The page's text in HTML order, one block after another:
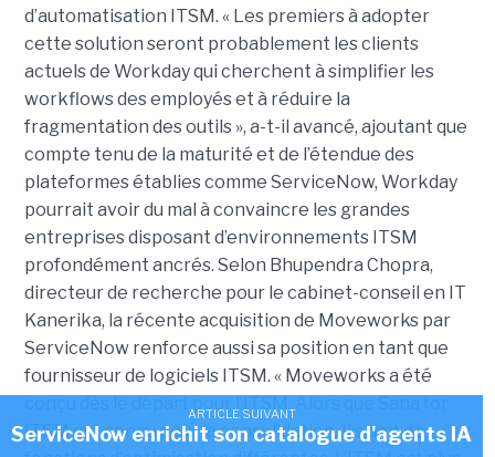
d’automatisation ITSM. « Les premiers à adopter
cette solution seront probablement les clients
actuels de Workday qui cherchent à simplifier les
workflows des employés et à réduire la
fragmentation des outils », a-t-il avancé, ajoutant que
compte tenu de la maturité et de l’étendue des
plateformes établies comme ServiceNow, Workday
pourrait avoir du mal à convaincre les grandes
entreprises disposant d’environnements ITSM
profondément ancrés. Selon Bhupendra Chopra,
directeur de recherche pour le cabinet-conseil en IT
Kanerika, la récente acquisition de Moveworks par
ServiceNow renforce aussi sa position en tant que
fournisseur de logiciels ITSM. « Moveworks a été
ITSM est conçu pour la consolidation. Il s’agit de
ARTICLE SUIVANT
ServiceNow enrichit son catalogue d'agents IA